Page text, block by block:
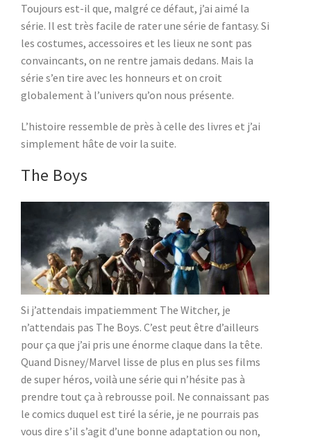
Toujours est-il que, malgré ce défaut, j’ai aimé la
série. Il est très facile de rater une série de fantasy. Si
les costumes, accessoires et les lieux ne sont pas
convaincants, on ne rentre jamais dedans. Mais la
série s’en tire avec les honneurs et on croit
globalement à l’univers qu’on nous présente.
L’histoire ressemble de près à celle des livres et j’ai
simplement hâte de voir la suite.
The Boys
Si j’attendais impatiemment The Witcher, je
n’attendais pas The Boys. C’est peut être d’ailleurs
pour ça que j’ai pris une énorme claque dans la tête.
Quand Disney/Marvel lisse de plus en plus ses films
de super héros, voilà une série qui n’hésite pas à
prendre tout ça à rebrousse poil. Ne connaissant pas
le comics duquel est tiré la série, je ne pourrais pas
vous dire s’il s’agit d’une bonne adaptation ou non,